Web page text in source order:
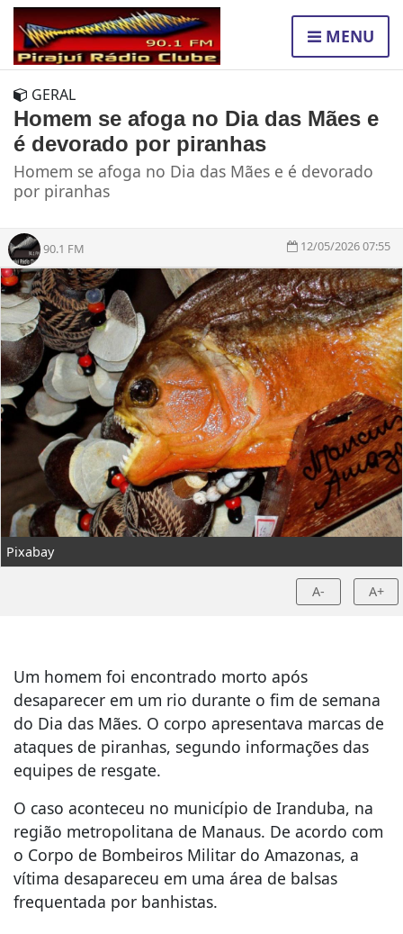
MENU
GERAL
Homem se afoga no Dia das Mães e
é devorado por piranhas
Homem se afoga no Dia das Mães e é devorado
por piranhas
90.1 FM 12/05/2026 07:55
Pixabay
A- A+
Um homem foi encontrado morto após
desaparecer em um rio durante o fim de semana
do Dia das Mães. O corpo apresentava marcas de
ataques de piranhas, segundo informações das
equipes de resgate.
O caso aconteceu no município de Iranduba, na
região metropolitana de Manaus. De acordo com
o Corpo de Bombeiros Militar do Amazonas, a
vítima desapareceu em uma área de balsas
frequentada por banhistas.